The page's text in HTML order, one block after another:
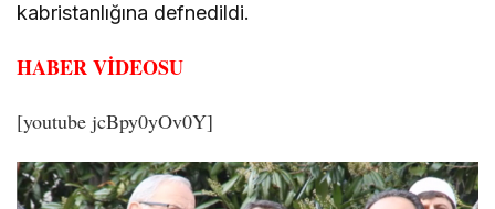
kabristanlığına defnedildi.
HABER VİDEOSU
[youtube jcBpy0yOv0Y]